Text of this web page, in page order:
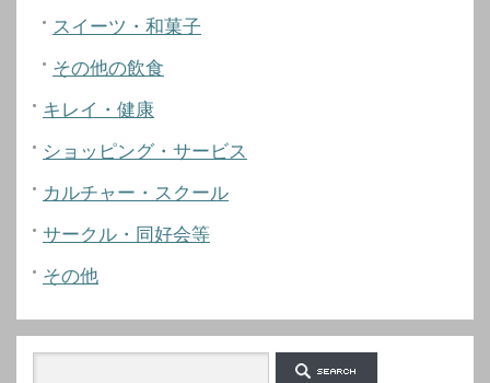
スイーツ・和菓子
その他の飲食
キレイ・健康
ショッピング・サービス
カルチャー・スクール
サークル・同好会等
その他